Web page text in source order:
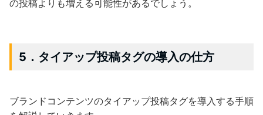
の投稿よりも増える可能性があるでしょう。
5．タイアップ投稿タグの導入の仕方
ブランドコンテンツのタイアップ投稿タグを導入する手順